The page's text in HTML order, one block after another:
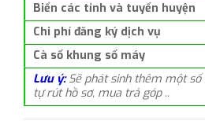
Biển các tỉnh và tuyến huyện
Chi phí đăng ký dịch vụ
Cà số khung số máy
Lưu ý: Sẽ phát sinh thêm một số
tự rút hồ sơ, mua trả góp ..